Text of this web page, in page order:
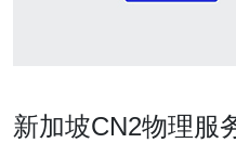
新加坡CN2物理